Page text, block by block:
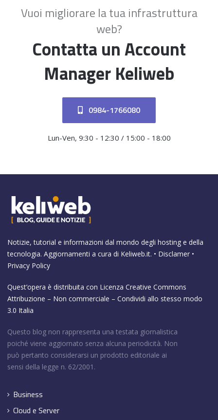
Vuoi migliorare la tua infrastruttura
web?
Contatta un Account
Manager Keliweb
0984-1766080
Lun-Ven, 9:30 - 12:30 / 15:00 - 18:00
Notizie, tutorial e informazioni dal mondo degli hosting e della
tecnologia. Aggiornamenti a cura di Keliweb.it. • Disclamer •
Privacy Policy
Quest’opera è distribuita con Licenza Creative Commons
Attribuzione – Non commerciale – Condividi allo stesso modo
3.0 Italia
Questo blog non rappresenta una testata giornalistica
poiché viene aggiornato senza alcuna periodicità. Non
può pertanto considerarsi un prodotto editoriale ai
sensi della legge n. 62/2001.
Business
Cloud e Server